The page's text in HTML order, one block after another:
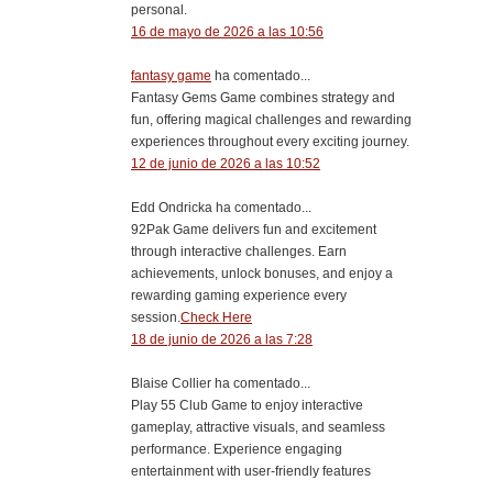
personal.
16 de mayo de 2026 a las 10:56
fantasy game ha comentado...
Fantasy Gems Game combines strategy and
fun, offering magical challenges and rewarding
experiences throughout every exciting journey.
12 de junio de 2026 a las 10:52
Edd Ondricka ha comentado...
92Pak Game delivers fun and excitement
through interactive challenges. Earn
achievements, unlock bonuses, and enjoy a
rewarding gaming experience every
session.Check Here
18 de junio de 2026 a las 7:28
Blaise Collier ha comentado...
Play 55 Club Game to enjoy interactive
gameplay, attractive visuals, and seamless
performance. Experience engaging
entertainment with user-friendly features